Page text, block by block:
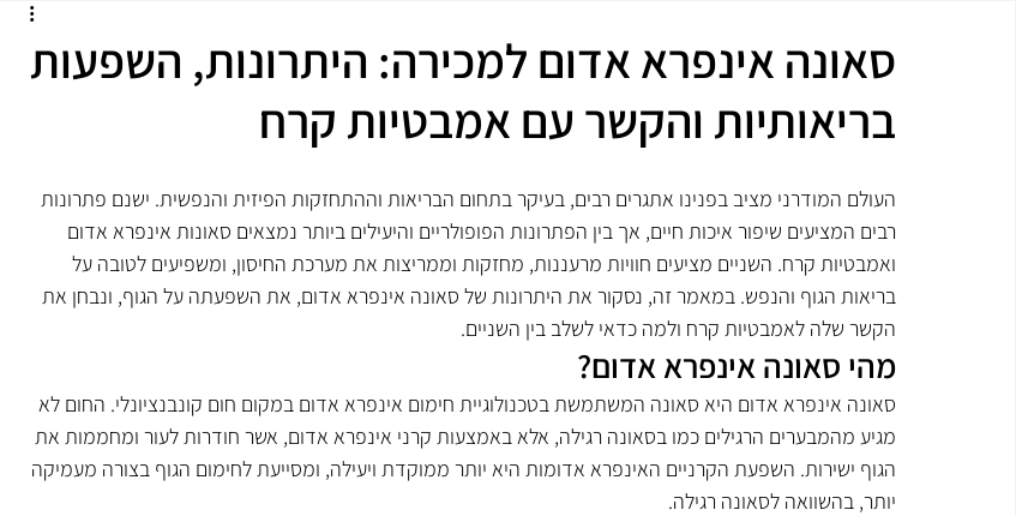
סאונה אינפרא אדום למכירה: היתרונות, השפעות
בריאותיות והקשר עם אמבטיות קרח
העולם המודרני מציב בפנינו אתגרים רבים, בעיקר בתחום הבריאות וההתחזקות הפיזית והנפשית. ישנם פתרונות
רבים המציעים שיפור איכות חיים, אך בין הפתרונות הפופולריים והיעילים ביותר נמצאים סאונות אינפרא אדום
ואמבטיות קרח. השניים מציעים חוויות מרעננות, מחזקות וממריצות את מערכת החיסון, ומשפיעים לטובה על
בריאות הגוף והנפש. במאמר זה, נסקור את היתרונות של סאונה אינפרא אדום, את השפעתה על הגוף, ונבחן את
הקשר שלה לאמבטיות קרח ולמה כדאי לשלב בין השניים.
מהי סאונה אינפרא אדום?
סאונה אינפרא אדום היא סאונה המשתמשת בטכנולוגיית חימום אינפרא אדום במקום חום קונבנציונלי. החום לא
מגיע מהמבערים הרגילים כמו בסאונה רגילה, אלא באמצעות קרני אינפרא אדום, אשר חודרות לעור ומחממות את
הגוף ישירות. השפעת הקרניים האינפרא אדומות היא יותר ממוקדת ויעילה, ומסייעת לחימום הגוף בצורה מעמיקה
יותר, בהשוואה לסאונה רגילה.